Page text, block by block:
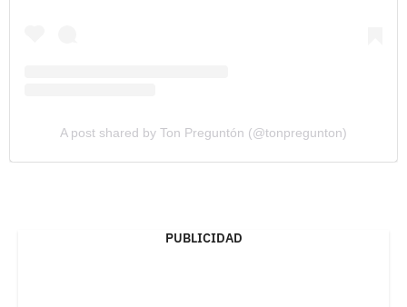
A post shared by Ton Preguntón (@tonpregunton)
PUBLICIDAD